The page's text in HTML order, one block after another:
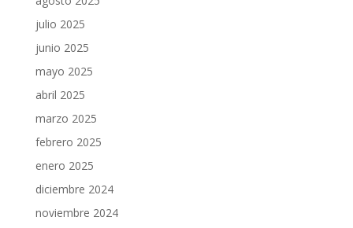
julio 2025
junio 2025
mayo 2025
abril 2025
marzo 2025
febrero 2025
enero 2025
diciembre 2024
noviembre 2024